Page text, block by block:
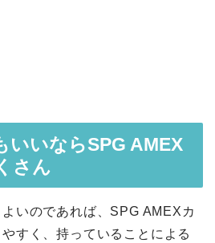
いいならSPG AMEX
さん
いのであれば、SPG AMEXカ
すく、持っていることによる